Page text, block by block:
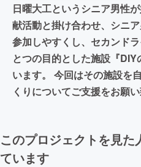
日曜大工というシニア男性
献活動と掛け合わせ、シニ
参加しやすくし、セカンド
とつの目的とした施設『
います。 今回はその施設を
くりについてご支援をお願い
このプロジェクトを見
ています